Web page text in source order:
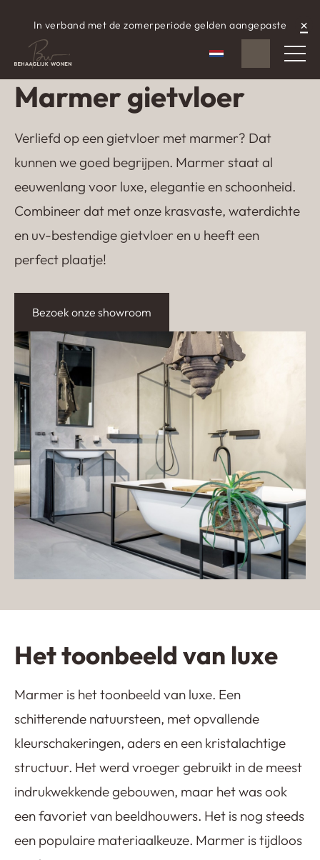
×
In verband met de zomerperiode gelden aangepaste
aangepaste openingstijden.
Nederlands
WhatsApp
Marmer gietvloer
Verliefd op een gietvloer met marmer? Dat
kunnen we goed begrijpen. Marmer staat al
eeuwenlang voor luxe, elegantie en schoonheid.
Combineer dat met onze krasvaste, waterdichte
en uv-bestendige gietvloer en u heeft een
perfect plaatje!
Bezoek onze showroom
Het toonbeeld van luxe
Marmer is het toonbeeld van luxe. Een
schitterende natuursteen, met opvallende
kleurschakeringen, aders en een kristalachtige
structuur. Het werd vroeger gebruikt in de meest
indrukwekkende gebouwen, maar het was ook
een favoriet van beeldhouwers. Het is nog steeds
een populaire materiaalkeuze. Marmer is tijdloos